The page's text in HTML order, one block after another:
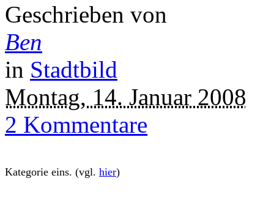
Geschrieben von
Ben
in Stadtbild
Montag, 14. Januar 2008
2 Kommentare
Kategorie eins. (vgl. hier)